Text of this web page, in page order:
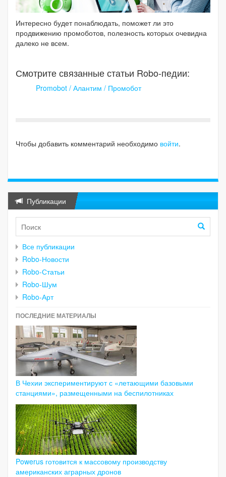
Интересно будет понаблюдать, поможет ли это
продвижению промоботов, полезность которых очевидна
далеко не всем.
Смотрите связанные статьи Robo-педии:
Promobot / Алантим / Промобот
Чтобы добавить комментарий необходимо войти.
Публикации
Все публикации
Robo-Новости
Robo-Статьи
Robo-Шум
Robo-Арт
ПОСЛЕДНИЕ МАТЕРИАЛЫ
В Чехии экспериментируют с «летающими базовыми
станциями», размещенными на беспилотниках
Powerus готовится к массовому производству
американских аграрных дронов